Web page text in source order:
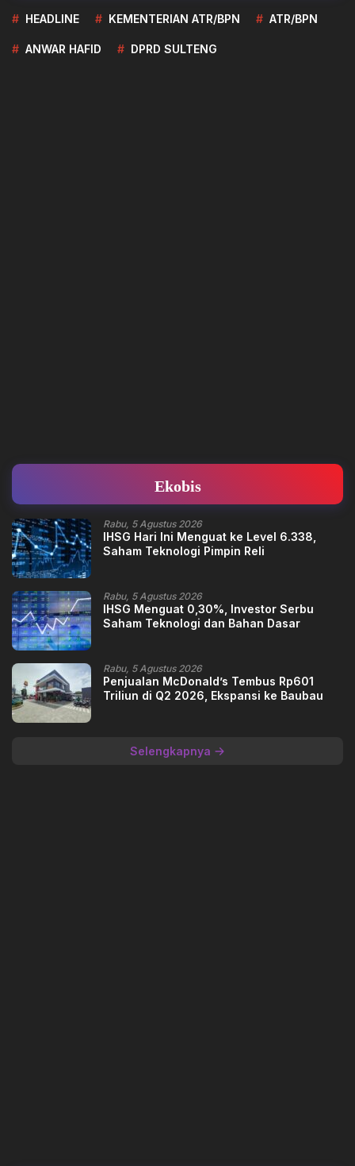
HEADLINE KEMENTERIAN ATR/BPN ATR/BPN
ANWAR HAFID DPRD SULTENG
Ekobis
Rabu, 5 Agustus 2026
IHSG Hari Ini Menguat ke Level 6.338,
Saham Teknologi Pimpin Reli
Rabu, 5 Agustus 2026
IHSG Menguat 0,30%, Investor Serbu
Saham Teknologi dan Bahan Dasar
Rabu, 5 Agustus 2026
Penjualan McDonald’s Tembus Rp601
Triliun di Q2 2026, Ekspansi ke Baubau
Selengkapnya